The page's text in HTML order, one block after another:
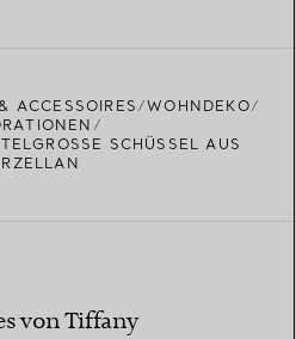
ACCESSOIRES
WOHNDEKO
SCHÜSSEL AUS P
von Tiffany